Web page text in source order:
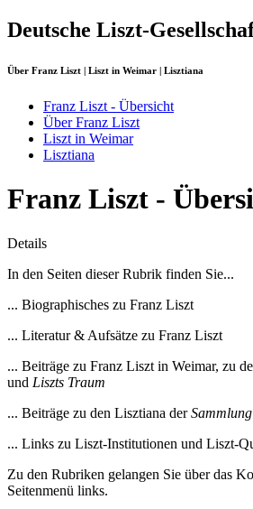
Deutsche Liszt-
Über Franz Liszt | Liszt in Weimar | Lisztiana
Franz Liszt - Übersicht
Über Franz Liszt
Liszt in Weimar
Lisztiana
Franz Liszt -
Details
In den Seiten dieser Rubrik finden Sie...
... Biographisches zu Franz Liszt
... Literatur & Aufsätze zu Franz Liszt
... Beiträge zu Franz Liszt in Weimar, zu
und Liszts Traum
... Beiträge zu den Lisztiana der
... Links zu Liszt-Institutionen und Liszt-
Zu den Rubriken gelangen Sie über das
Seitenmenü links.